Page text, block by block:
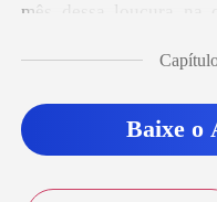
dessa loucura na
Baixe o